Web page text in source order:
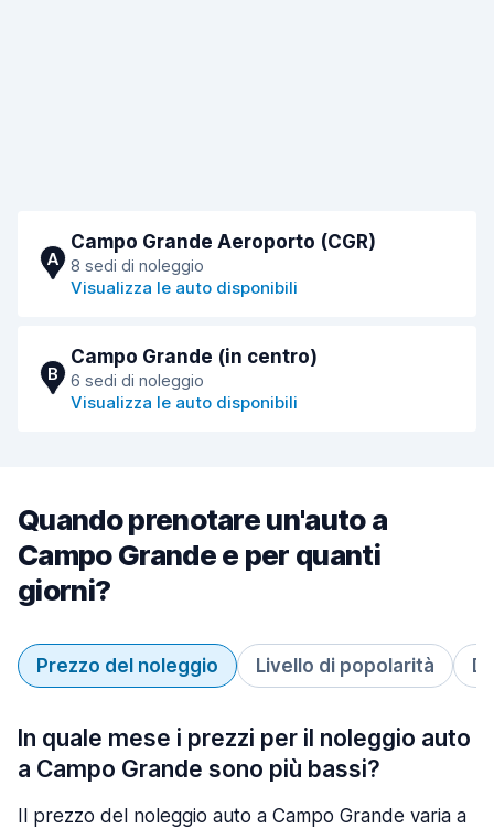
A
Campo Grande Aeroporto (CGR)
8 sedi di noleggio
Visualizza le auto disponibili
B
Campo Grande (in centro)
6 sedi di noleggio
Visualizza le auto disponibili
Quando prenotare un'auto a
Campo Grande e per quanti
giorni?
Prezzo del noleggio Livello di popolarità
In quale mese i prezzi per il noleggio auto
a Campo Grande sono più bassi?
Il prezzo del noleggio auto a Campo Grande varia a